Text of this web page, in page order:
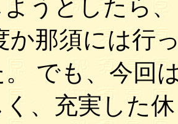
ようとしたら
か那須には行
でも、今回
、充実した